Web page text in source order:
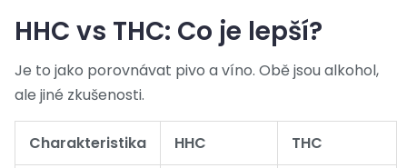
HHC vs THC: Co je lepší?
Je to jako porovnávat pivo a víno. Obě jsou alkohol,
ale jiné zkušenosti.
Charakteristika HHC THC